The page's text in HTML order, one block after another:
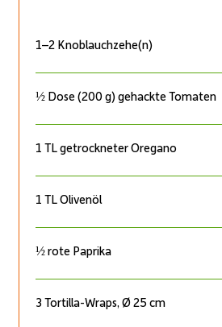
1–2 Knoblauchzehe(n)
½ Dose (200 g) gehackte Tomaten
1 TL getrockneter Oregano
1 TL Olivenöl
½ rote Paprika
3 Tortilla-Wraps, Ø 25 cm